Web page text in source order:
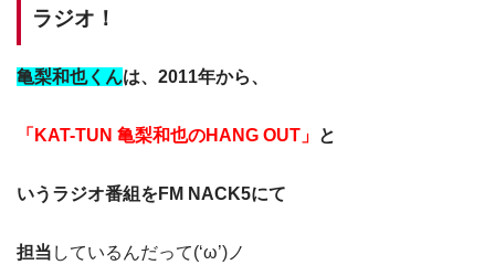
ラジオ！
亀梨和也くんは、2011年から、
「KAT-TUN 亀梨和也のHANG OUT」 と
いうラジオ番組をFM NACK5にて
担当 しているんだって(‘ω’)ノ